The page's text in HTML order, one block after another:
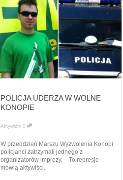
POLICJA UDERZA W WOLNE
KONOPIE
Aktywizm 0
W przeddzień Marszu Wyzwolenia Konopi
policjanci zatrzymali jednego z
organizatorów imprezy. – To represje –
mówią aktywiści.